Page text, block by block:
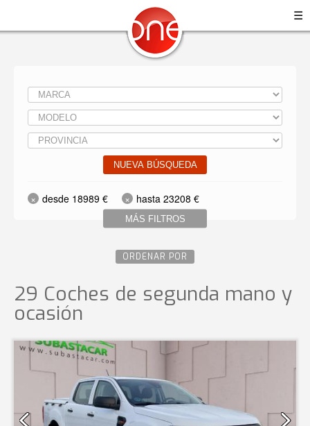
☰
NUEVA BÚSQUEDA
MÁS FILTROS
desde 18989 € hasta 23208 €
ORDENAR POR
29 Coches de segunda mano y
ocasión